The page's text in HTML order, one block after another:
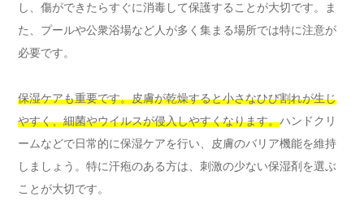
し、傷ができたらすぐに消毒して保護することが大切です。ま
た、プールや公衆浴場など人が多く集まる場所では特に注意が
必要です。
保湿ケアも重要です。皮膚が乾燥すると小さなひび割れが生じ
やすく、細菌やウイルスが侵入しやすくなります。ハンドクリ
ームなどで日常的に保湿ケアを行い、皮膚のバリア機能を維持
しましょう。特に汗疱のある方は、刺激の少ない保湿剤を選ぶ
ことが大切です。